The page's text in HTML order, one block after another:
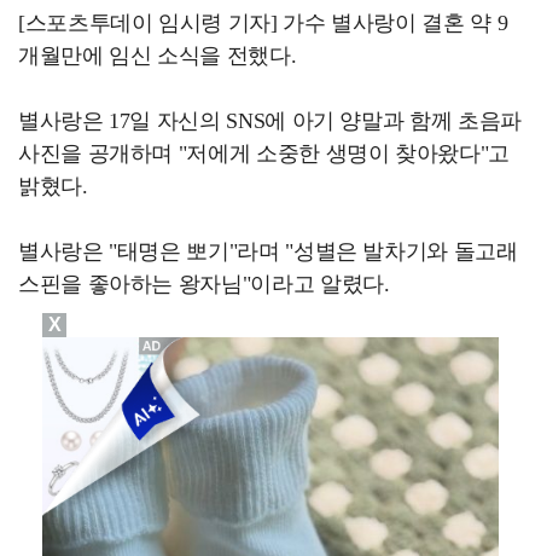
[스포츠투데이 임시령 기자] 가수 별사랑이 결혼 약 9
개월만에 임신 소식을 전했다.
별사랑은 17일 자신의 SNS에 아기 양말과 함께 초음파
사진을 공개하며 "저에게 소중한 생명이 찾아왔다"고
밝혔다.
별사랑은 "태명은 뽀기"라며 "성별은 발차기와 돌고래
스핀을 좋아하는 왕자님"이라고 알렸다.
X